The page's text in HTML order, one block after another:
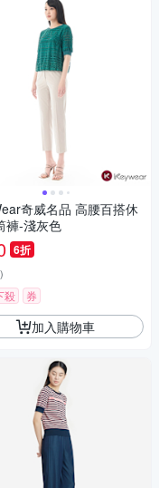
奇威名品 高腰百搭休
褲-淺灰色
6折
)
殺 券
加入購物車